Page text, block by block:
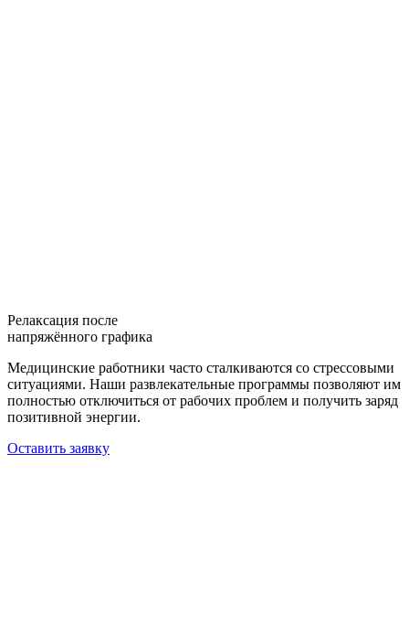
Релаксация после
напряжённого графика
Медицинские работники часто сталкиваются со стрессовыми
ситуациями. Наши развлекательные программы позволяют им
полностью отключиться от рабочих проблем и получить заряд
позитивной энергии.
Оставить заявку